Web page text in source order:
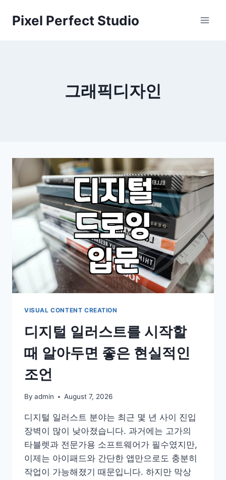
Pixel Perfect Studio
그래픽디자인
VISUAL CONTENT CREATION
디지털 일러스트를 시작할
때 알아두면 좋은 현실적인
조언
By admin August 7, 2026
디지털 일러스트 분야는 최근 몇 년 사이 진입
장벽이 많이 낮아졌습니다. 과거에는 고가의
타블렛과 전문가용 소프트웨어가 필수였지만,
이제는 아이패드와 간단한 앱만으로도 충분히
작업이 가능해졌기 때문입니다. 하지만 막상